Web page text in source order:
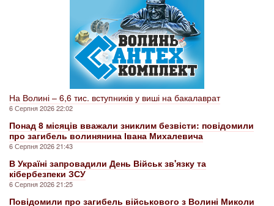
На Волині – 6,6 тис. вступників у виші на бакалаврат
6 Серпня 2026 22:02
Понад 8 місяців вважали зниклим безвісти: повідомили
про загибель волинянина Івана Михалевича
6 Серпня 2026 21:43
В Україні запровадили День Військ зв'язку та
кібербезпеки ЗСУ
6 Серпня 2026 21:25
Повідомили про загибель військового з Волині Миколи